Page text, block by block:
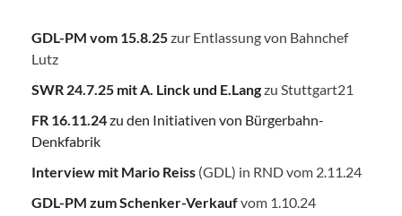
GDL-PM vom 15.8.25zur Entlassung von Bahnchef
Lutz
SWR 24.7.25 mit A. Linck und E.Langzu Stuttgart21
FR 16.11.24zu den Initiativen von Bürgerbahn-
Denkfabrik
Interview mit Mario Reiss (GDL) in RND vom 2.11.24
GDL-PM zum Schenker-Verkaufvom 1.10.24